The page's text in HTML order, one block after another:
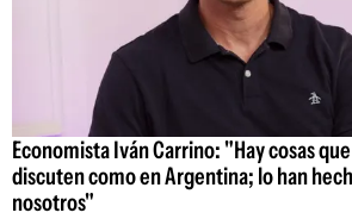
Economista Iván Carrino: "Hay cosas
discuten como en Argentina; lo han
nosotros"